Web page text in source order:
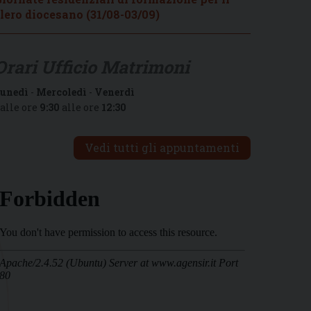
diocesano (31/08-03/09)
- Mercoledì - Venerdì
ore 9:30 alle ore 12:30
Vedi tutti gli appuntamenti